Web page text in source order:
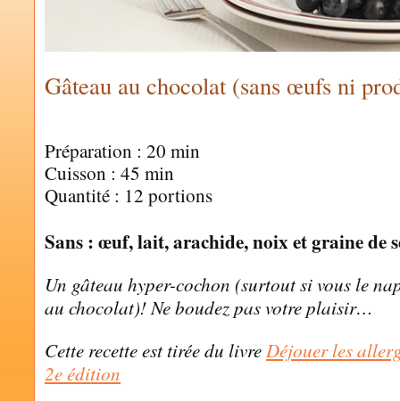
Gâteau au chocolat (sans œufs ni
Préparation : 20 min
Cuisson : 45 min
Quantité : 12 portions
Sans : œuf, lait, arachide, noix et graine de
Un gâteau hyper-cochon (surtout si vous le
au chocolat)! Ne boudez pas votre plaisir…
Cette recette est tirée du livreDéjouer les
2e édition